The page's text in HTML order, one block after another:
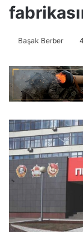
Başak Berber